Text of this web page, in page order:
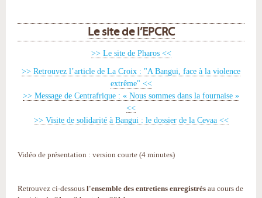
Le site de l’EPCRC
>> Le site de Pharos <<
>> Retrouvez l’article de La Croix : "A Bangui, face à la violence
extrême" <<
>> Message de Centrafrique : « Nous sommes dans la fournaise »
<<
>> Visite de solidarité à Bangui : le dossier de la Cevaa <<
Vidéo de présentation : version courte (4 minutes)
Retrouvez ci-dessous l'ensemble des entretiens enregistrés au cours de